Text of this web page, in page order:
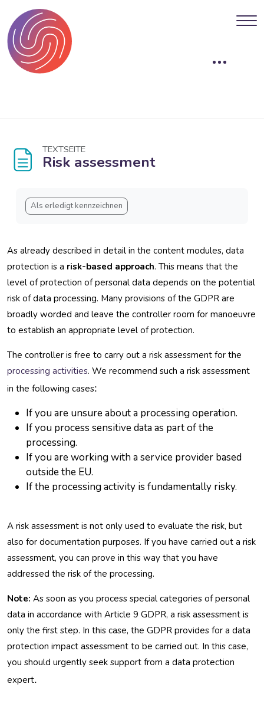
TEXTSEITE
Risk assessment
Blöcke
Abschlussbedingungen
Als erledigt kennzeichnen
As already described in detail in the content modules, data
protection is a risk-based approach. This means that the
level of protection of personal data depends on the potential
risk of data processing. Many provisions of the GDPR are
broadly worded and leave the controller room for manoeuvre
to establish an appropriate level of protection.
The controller is free to carry out a risk assessment for the
processing activities. We recommend such a risk assessment
in the following cases:
If you are unsure about a processing operation.
If you process sensitive data as part of the
processing.
If you are working with a service provider based
outside the EU.
If the processing activity is fundamentally risky.
A risk assessment is not only used to evaluate the risk, but
also for documentation purposes. If you have carried out a risk
assessment, you can prove in this way that you have
addressed the risk of the processing.
Note: As soon as you process special categories of personal
data in accordance with Article 9 GDPR, a risk assessment is
only the first step. In this case, the GDPR provides for a data
protection impact assessment to be carried out. In this case,
you should urgently seek support from a data protection
expert.